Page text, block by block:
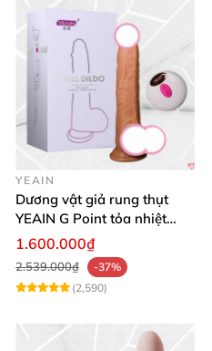
YEAIN
Dương vật giả rung thụt
YEAIN G Point tỏa nhiệt
điều khiển từ xa
1.600.000₫
2.539.000₫
-37%
(2,590)